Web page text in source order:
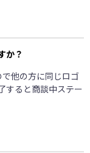
か？
他の方に同じロゴ
すると商談中ステー